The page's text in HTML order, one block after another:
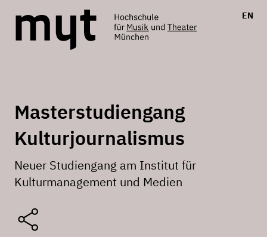
EN
Masterstudiengang
Kulturjournalismus
Neuer Studiengang am Institut für
Kulturmanagement und Medien